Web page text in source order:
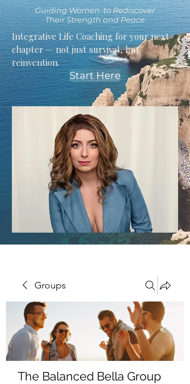
Guiding Women to Rediscover
Their Strength and Peace
Integrative Life Coaching for your next
chapter — not just survival, but
reinvention.
Start Here
Groups
The Balanced Bella Group